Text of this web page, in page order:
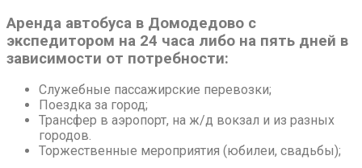
Аренда автобуса в Домодедово с
экспедитором на 24 часа либо на пять дней в
зависимости от потребности:
Служебные пассажирские перевозки;
Поездка за город;
Трансфер в аэропорт, на ж/д вокзал и из разных
городов.
Торжественные мероприятия (юбилеи, свадьбы);